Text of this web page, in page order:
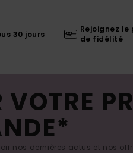
30 jours
Rejoignez
de fidélité
VOTRE
nos dernières actus et nos